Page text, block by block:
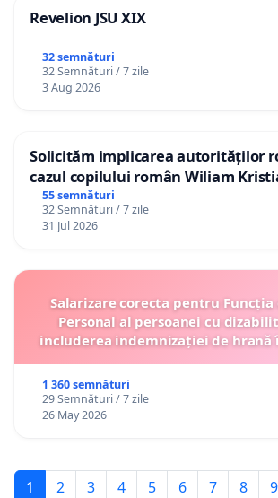
Revelion JSU XIX
32 semnături
32 Semnături / 7 zile
3 Aug 2026
Solicităm implicarea autorităților
cazul copilului român Wiliam
Gheorghe, aflat în plasament în
12 ani
55 semnături
32 Semnături / 7 zile
31 Jul 2026
Salarizare corecta pentru Funcția
Personal al persoanei cu
includerea indemnizației de hrană
1 360 semnături
29 Semnături / 7 zile
26 May 2026
1 2 3 4 5 6 7 8 9